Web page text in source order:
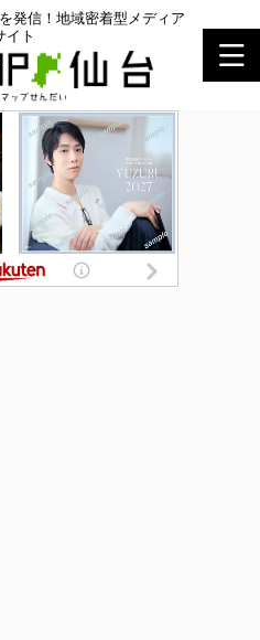
発信！地域密着型メディア
イト